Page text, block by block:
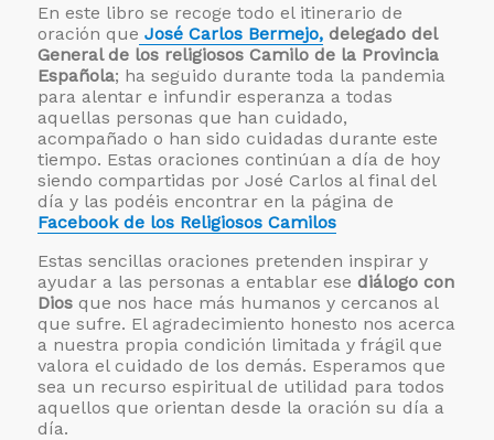
En este libro se recoge todo el itinerario de
oración que José Carlos Bermejo, delegado del
General de los religiosos Camilo de la Provincia
Española; ha seguido durante toda la pandemia
para alentar e infundir esperanza a todas
aquellas personas que han cuidado,
acompañado o han sido cuidadas durante este
tiempo. Estas oraciones continúan a día de hoy
siendo compartidas por José Carlos al final del
día y las podéis encontrar en la página de
Facebook de los Religiosos Camilos
Estas sencillas oraciones pretenden inspirar y
ayudar a las personas a entablar ese diálogo con
Dios que nos hace más humanos y cercanos al
que sufre. El agradecimiento honesto nos acerca
a nuestra propia condición limitada y frágil que
valora el cuidado de los demás. Esperamos que
sea un recurso espiritual de utilidad para todos
aquellos que orientan desde la oración su día a
día.